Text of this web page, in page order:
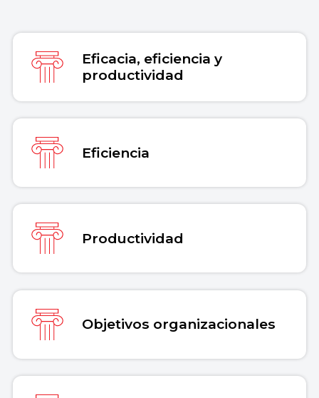
Enciclopedia Concepto. Recuperado el 30
https://concepto.de/eficacia/.
Copiar cita
Eficacia, eficiencia y
productividad
Eficiencia
Productividad
Objetivos organizacionales